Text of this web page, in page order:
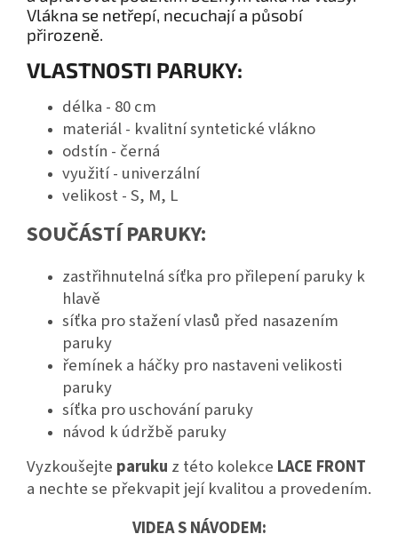
Vlákna se netřepí, necuchají a působí
přirozeně.
VLASTNOSTI PARUKY:
délka - 80 cm
materiál - kvalitní syntetické vlákno
odstín - černá
využití - univerzální
velikost - S, M, L
SOUČÁSTÍ PARUKY:
zastřihnutelná síťka pro přilepení paruky k
hlavě
síťka pro stažení vlasů před nasazením
paruky
řemínek a háčky pro nastaveni velikosti
paruky
síťka pro uschování paruky
návod k údržbě paruky
Vyzkoušejte paruku z této kolekce LACE FRONT
a nechte se překvapit její kvalitou a provedením.
VIDEA S NÁVODEM: